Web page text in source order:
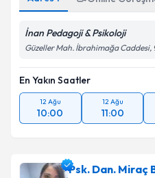
Takvim
İnan Pedagoji & Psikoloji
Güzeller Mah. İbrahimağa Caddesi,
En Yakın Saatler
12 Ağu
10:00
12 Ağu
11:00
Psk. Dan. Miraç